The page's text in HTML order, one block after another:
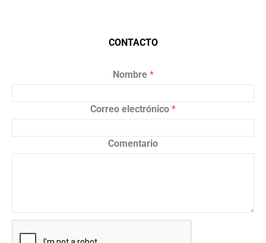
CONTACTO
Nombre *
Correo electrónico *
Comentario